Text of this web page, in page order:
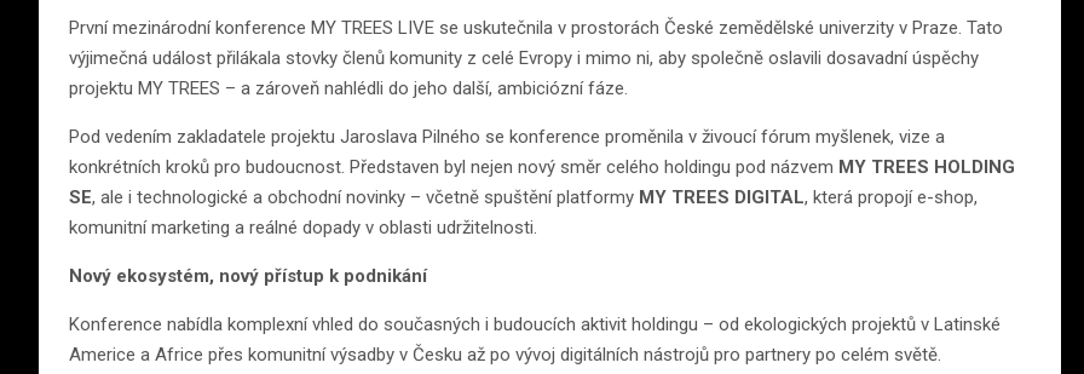
První mezinárodní konference MY TREES LIVE se uskutečnila v prostorách České zemědělské univerzity v Praze. Tato
výjimečná událost přilákala stovky členů komunity z celé Evropy i mimo ni, aby společně oslavili dosavadní úspěchy
projektu MY TREES – a zároveň nahlédli do jeho další, ambiciózní fáze.
Pod vedením zakladatele projektu Jaroslava Pilného se konference proměnila v živoucí fórum myšlenek, vize a
konkrétních kroků pro budoucnost. Představen byl nejen nový směr celého holdingu pod názvem MY TREES HOLDING
SE, ale i technologické a obchodní novinky – včetně spuštění platformy MY TREES DIGITAL, která propojí e-shop,
komunitní marketing a reálné dopady v oblasti udržitelnosti.
Nový ekosystém, nový přístup k podnikání
Konference nabídla komplexní vhled do současných i budoucích aktivit holdingu – od ekologických projektů v Latinské
Americe a Africe přes komunitní výsadby v Česku až po vývoj digitálních nástrojů pro partnery po celém světě.